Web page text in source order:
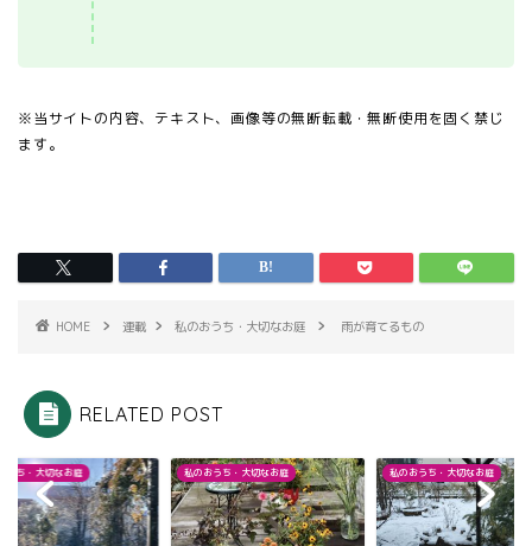
※当サイトの内容、テキスト、画像等の無断転載・無断使用を固く禁じ
ます。
HOME 連載 私のおうち・大切なお庭 雨が育てるもの
RELATED POST
うち・大切なお庭 私のおうち・大切なお庭 私のおうち・大切なお庭